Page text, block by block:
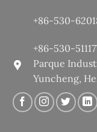
+86-530-
+86-530-
Parque
Yuncheng,